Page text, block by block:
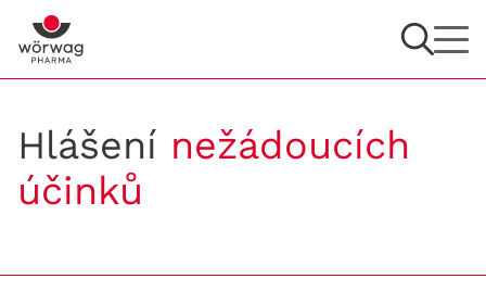
Hlášení nežádoucích
účinků